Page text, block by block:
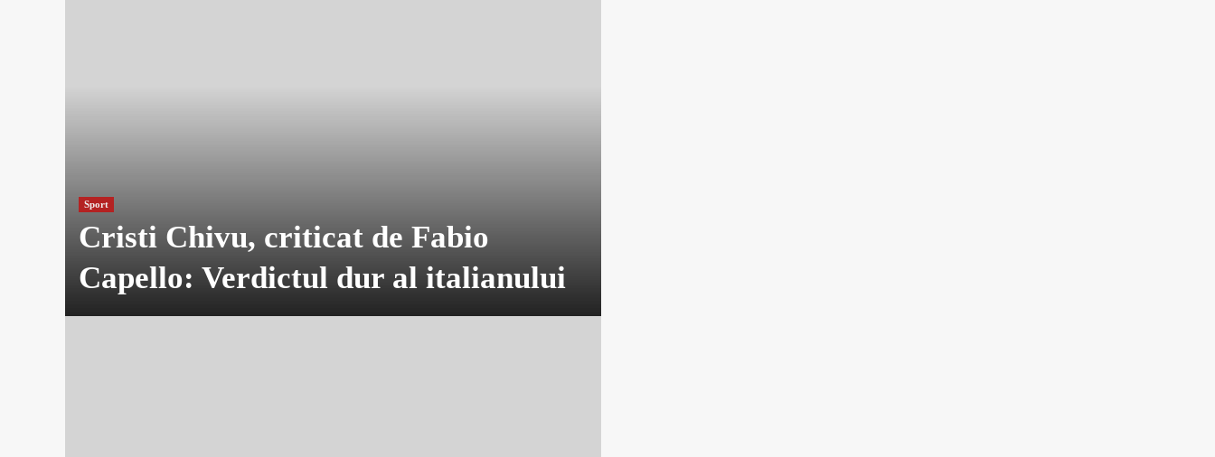
Sport
Cristi Chivu, criticat de Fabio
Capello: Verdictul dur al italianului